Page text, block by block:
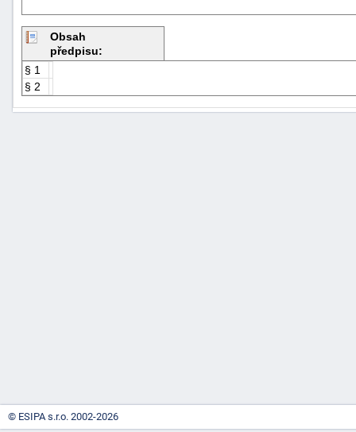
Obsah
předpisu:
§ 1
§ 2
© ESIPA s.r.o. 2002-2026